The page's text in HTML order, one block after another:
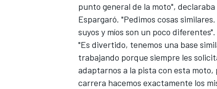
MÁS CATEGORÍAS
punto general de la moto",
Espargaró. "Pedimos cosas
suyos y míos son un poco diferentes".
"Es divertido, tenemos una base
trabajando porque siempre les
adaptarnos a la pista con esta moto,
carrera hacemos exactamente los